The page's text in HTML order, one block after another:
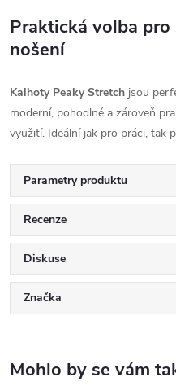
Praktická volba
nošení
Kalhoty Peaky Stretch jsou
moderní, pohodlné a zároveň
využití. Ideální jak pro práci, tak
Parametry produktu
Recenze
Diskuse
Značka